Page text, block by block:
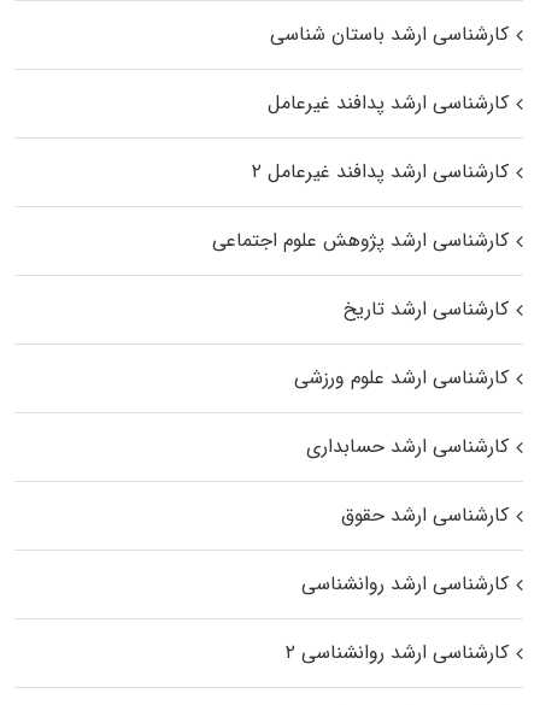
کارشناسی ارشد باستان شناسی
کارشناسی ارشد پدافند غیرعامل
کارشناسی ارشد پدافند غیرعامل ۲
کارشناسی ارشد پژوهش علوم اجتماعی
کارشناسی ارشد تاریخ
کارشناسی ارشد علوم ورزشی
کارشناسی ارشد حسابداری
کارشناسی ارشد حقوق
کارشناسی ارشد روانشناسی
کارشناسی ارشد روانشناسی ۲